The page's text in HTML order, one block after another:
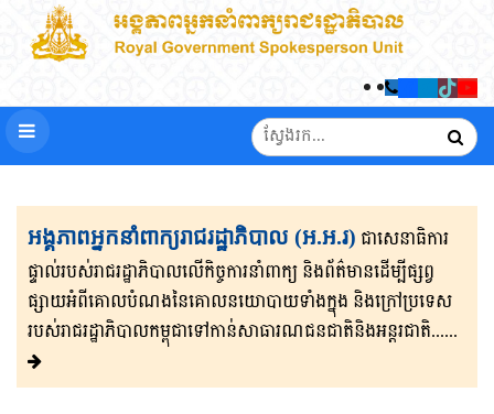
អង្គភាពអ្នកនាំពាក្យរាជរដ្ឋាភិបាល (អ.អ.រ) ជាសេនា​ធិ​កា​រ​​
ផ្ទាល់​របស់រាជរដ្ឋាភិ​បា​ល​លើ​កិច្ចការ​នាំពាក្យ និងព័ត៌មាន​ដើម្បីផ្សព្វ​
ផ្សាយ​​អំពីគោលបំណងនៃគោល​នយោបាយទាំងក្នុង និងក្រៅ​ប្រទេ​​ស​
របស់រាជរដ្ឋា​ភិ​បា​ល​កម្ពុជាទៅកាន់សាធារណជនជាតិនិងអន្តរជាតិ......